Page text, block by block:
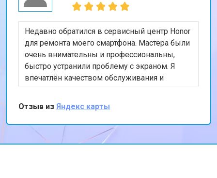
Недавно обратился в сервисный центр Honor
для ремонта моего смартфона. Мастера были
очень внимательны и профессиональны,
быстро устранили проблему с экраном. Я
впечатлён качеством обслуживания и
скоростью выполнения работы. Мой телефон
теперь работает безупречно. Спасибо за
отличную работу!
Отзыв из Яндекс карты